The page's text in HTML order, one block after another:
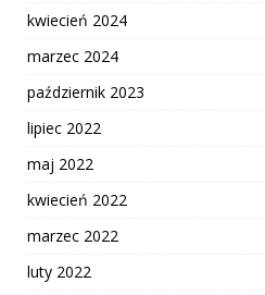
kwiecień 2024
marzec 2024
październik 2023
lipiec 2022
maj 2022
kwiecień 2022
marzec 2022
luty 2022